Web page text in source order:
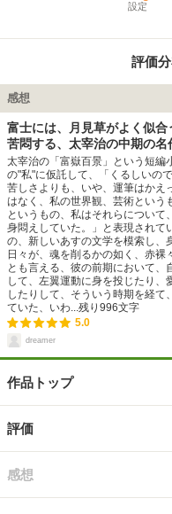
設定
評価
感想
富士には、月見草がよく似
苦悶する、太宰治の中期の名
太宰治の「富嶽百景」という短編
の"私"に仮託して、「くるしいの
苦しさよりも、いや、運筆はかえ
はなく、私の世界観、芸術という
というもの、私はそれらについて
身悶えしていた。」と表現されて
の、新しいあすの文学を模索し、
日々が、魂を削るかの如く、赤
とも言える、彼の前期において
して、左翼運動に身を投じたり、
したりして、そういう時期を経て
ていた、いわ...残り 996文字
5.0
dreamer
作品トップ
評価
感想